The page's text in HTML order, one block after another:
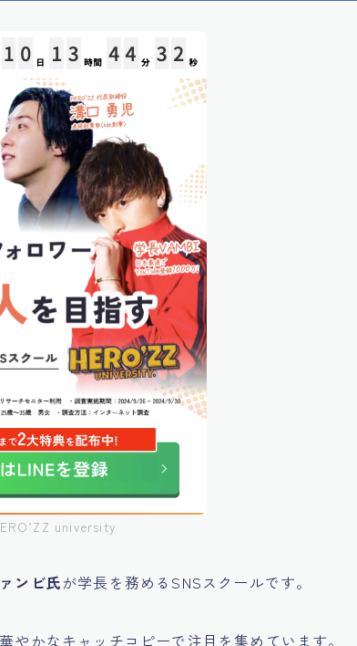
university
ンビ氏が学長を務めるSNSスクールです。
やかなキャッチコピーで注目を集めています。